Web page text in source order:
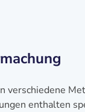
enthalten